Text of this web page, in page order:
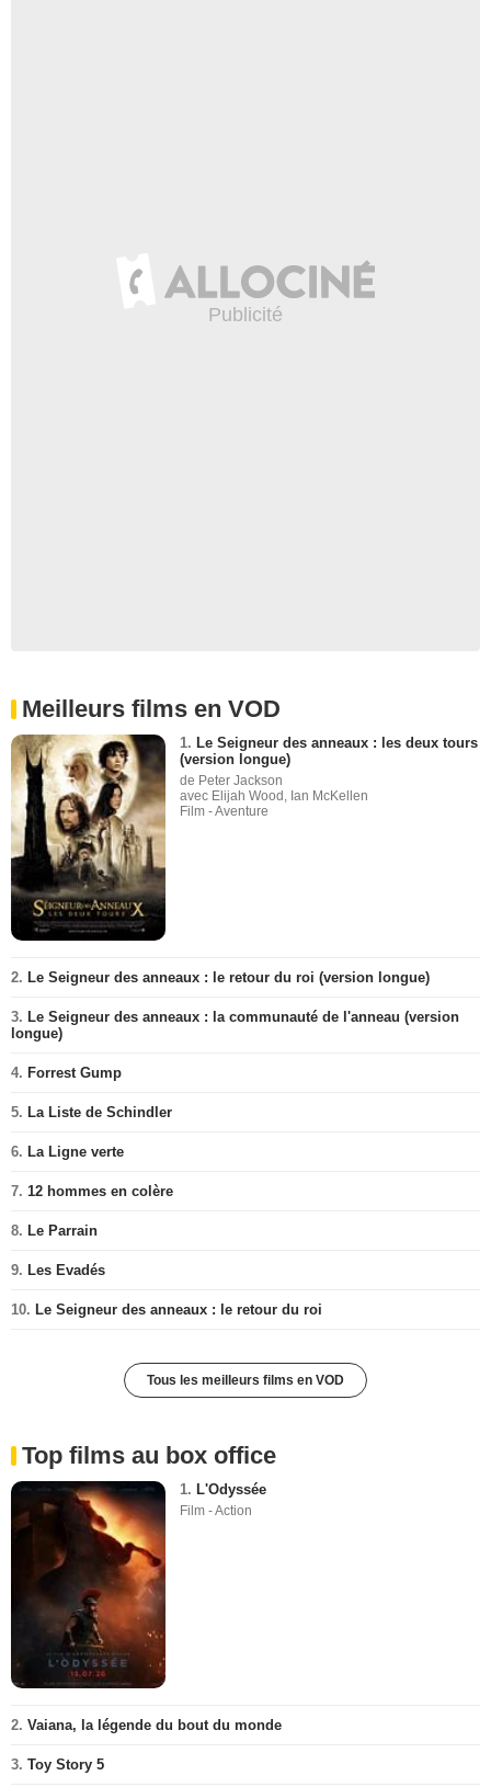
Meilleurs films en VOD
1. Le Seigneur des anneaux : les deux tours
(version longue)
de Peter Jackson
avec Elijah Wood, Ian McKellen
Film - Aventure
2. Le Seigneur des anneaux : le retour du roi (version longue)
3. Le Seigneur des anneaux : la communauté de l'anneau (version
longue)
4. Forrest Gump
5. La Liste de Schindler
6. La Ligne verte
7. 12 hommes en colère
8. Le Parrain
9. Les Evadés
10. Le Seigneur des anneaux : le retour du roi
Tous les meilleurs films en VOD
Top films au box office
1. L'Odyssée
Film - Action
2. Vaiana, la légende du bout du monde
3. Toy Story 5